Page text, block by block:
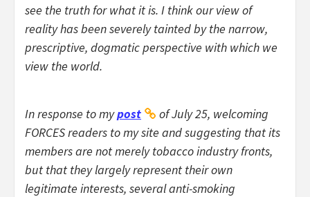
see the truth for what it is. I think our view of
reality has been severely tainted by the narrow,
prescriptive, dogmatic perspective with which we
view the world.
In response to mypost
of July 25, welcoming
FORCES readers to my site and suggesting that its
members are not merely tobacco industry fronts,
but that they largely represent their own
legitimate interests, several anti-smoking